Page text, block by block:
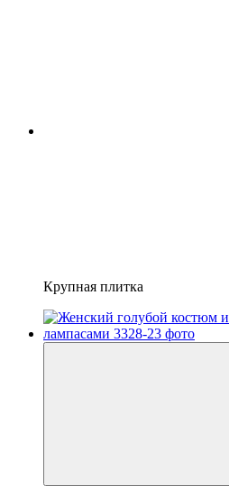
Крупная плитка